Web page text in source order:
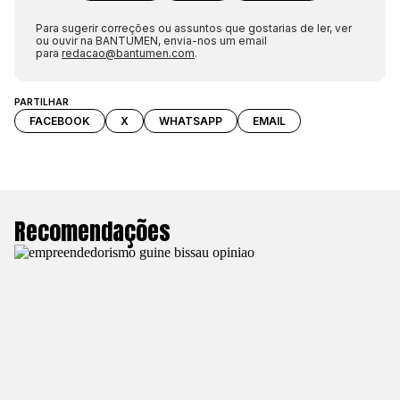
PARTILHAR
FACEBOOK X WHATSAPP EMAIL
Para sugerir correções ou assuntos que gostarias de ler, ver
ou ouvir na BANTUMEN, envia-nos um email
para redacao@bantumen.com.
Recomendações